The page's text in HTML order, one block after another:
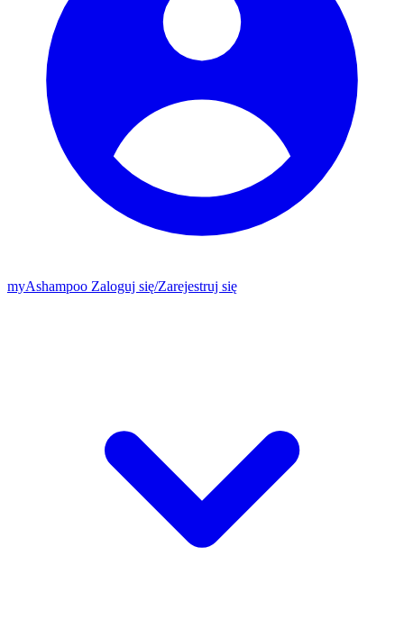
myAshampoo Zaloguj się/Zarejestruj się